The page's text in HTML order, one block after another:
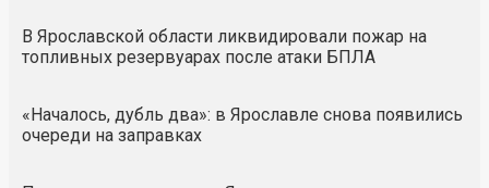
В Ярославской области ликвидировали пожар на
топливных резервуарах после атаки БПЛА
«Началось, дубль два»: в Ярославле снова появились
очереди на заправках